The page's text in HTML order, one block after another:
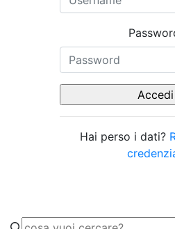
Hai perso i dati?